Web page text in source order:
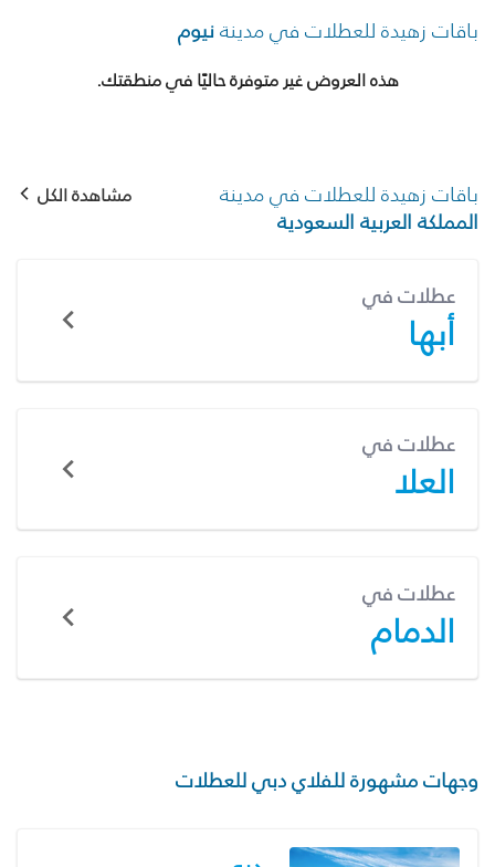
باقات زهيدة للعطلات في مدينةنيوم
هذه العروض غير متوفرة حاليًا في منطقتك.
باقات زهيدة للعطلات في مدينة
المملكة العربية السعودية
مشاهدة الكل
عطلات في
أبها
عطلات في
العلا
عطلات في
الدمام
وجهات مشهورة للفلاي دبي للعطلات